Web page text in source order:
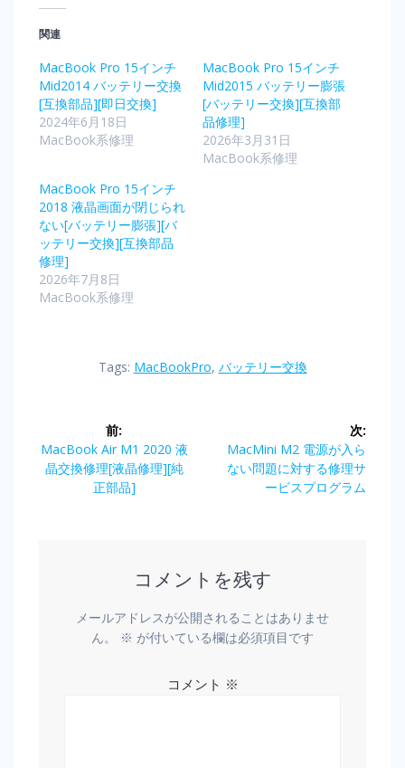
関連
MacBook Pro 15インチ
Mid2014 バッテリー交換
[互換部品][即日交換]
2024年6月18日
MacBook系修理
MacBook Pro 15インチ
Mid2015 バッテリー膨張
[バッテリー交換][互換部
品修理]
2026年3月31日
MacBook系修理
MacBook Pro 15インチ
2018 液晶画面が閉じられ
ない[バッテリー膨張][バ
ッテリー交換][互換部品
修理]
2026年7月8日
MacBook系修理
Tags: MacBookPro, バッテリー交換
前:
MacBook Air M1 2020 液
晶交換修理[液晶修理][純
正部品]
次:
MacMini M2 電源が入ら
ない問題に対する修理サ
ービスプログラム
コメントを残す
メールアドレスが公開されることはありませ
ん。
※ が付いている欄は必須項目です
コメント ※